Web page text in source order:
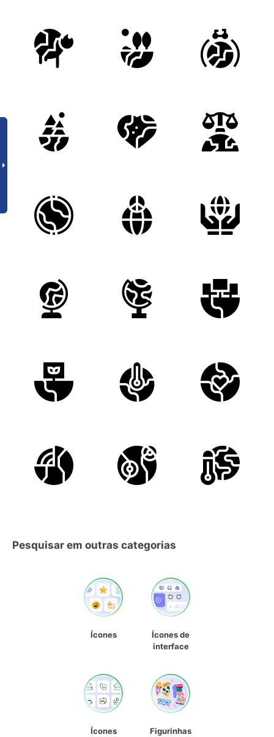
Pesquisar em outras categorias
Ícones
Ícones de
interface
Ícones
Figurinhas